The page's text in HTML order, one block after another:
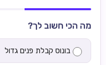
מה הכי חשוב לך?
בונוס קבלת פנים גדול